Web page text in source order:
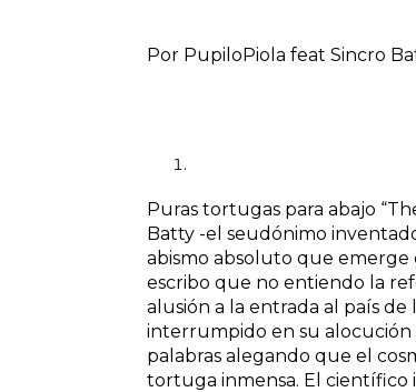
Por PupiloPiola feat Sincro
Puras tortugas para abajo
Batty -el seudónimo
abismo absoluto que emerge
escribo que no entiendo la
alusión a la entrada al país de
interrumpido en su
palabras alegando que el
tortuga inmensa. El científico